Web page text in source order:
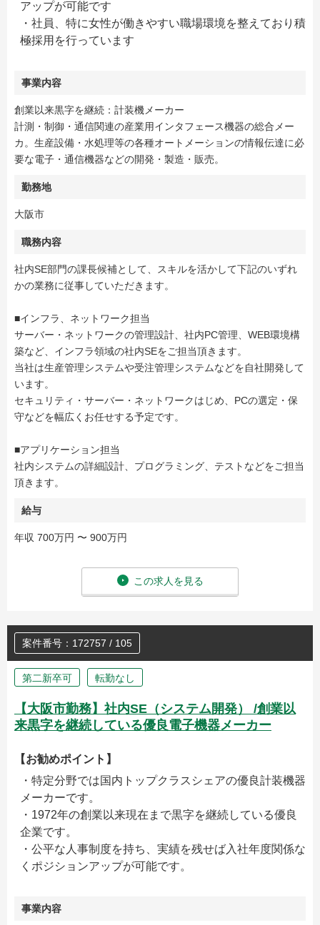
アップが可能です
・社員、特に女性が働きやすい職場環境を整えており積
極採用を行っています
事業内容
創業以来黒字を継続：計装機メーカー
計測・制御・通信関連の産業用インタフェース機器の総合メー
カ。生産設備・水処理等の各種オートメーションの情報伝達に必
要な電子・通信機器などの開発・製造・販売。
勤務地
大阪市
職務内容
社内SE部門の課長候補として、スキルを活かして下記のいずれ
かの業務に従事していただきます。
■インフラ、ネットワーク担当
サーバー・ネットワークの管理設計、社内PC管理、WEB環境構
築など、インフラ領域の社内SEをご担当頂きます。
当社は生産管理システムや受注管理システムなどを自社開発して
います。
セキュリティ・サーバー・ネットワークはじめ、PCの選定・保
守などを幅広くお任せする予定です。
■アプリケーション担当
社内システムの詳細設計、プログラミング、テストなどをご担当
頂きます。
給与
年収 700万円 〜 900万円
この求人を見る
案件番号：172757 / 105
第二新卒可 転勤なし
【大阪市勤務】社内SE（システム開発） /創業以
来黒字を継続している優良電子機器メーカー
【お勧めポイント】
・特定分野では国内トップクラスシェアの優良計装機器
メーカーです。
・1972年の創業以来現在まで黒字を継続している優良
企業です。
・公平な人事制度を持ち、実績を残せば入社年度関係な
くポジションアップが可能です。
事業内容